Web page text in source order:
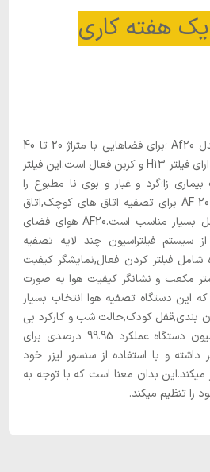
هفته کاری
دستگاه تصفیه هوا کرشر مدل Af20 ؛برای فضاهایی با متراژ 20 تا 40
متر مربع مناسب می باشد.دارای فیلتر H13 و کربن فعال است.این فیلتر
زا؛گرد و غبار و بوی نا مطبوع را
دارد.همانطور که اشاره شد AF 20 برای تصفیه اتاق های کوچک,اتاق
کودک و شرکت های مستقل بسیار مناسب است.AF20 هوای فضای
سیستم فیلتراسیون چند لایه تصفیه
شامل فیلتر کردن فعال,نمایشگر کیفیت
مکعب و نشانگر کیفیت هوا به صورت
این دستگاه تصفیه هوا انتخاب بسیار
بندی,قفل کودک,حالت شب و کارکرد بی
صدای دستگاه است.فیلتراسیون دستگاه عملکرد 99.95 درصدی برای
0.3 میکرومتر داشته و با استفاده از سنسور لیزر خود
میکند.این بدان معنا است که با توجه به
را تنظیم میکند.